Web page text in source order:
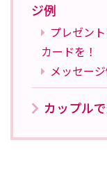
ジ例
プレゼン
カードを！
メッセー
カップル